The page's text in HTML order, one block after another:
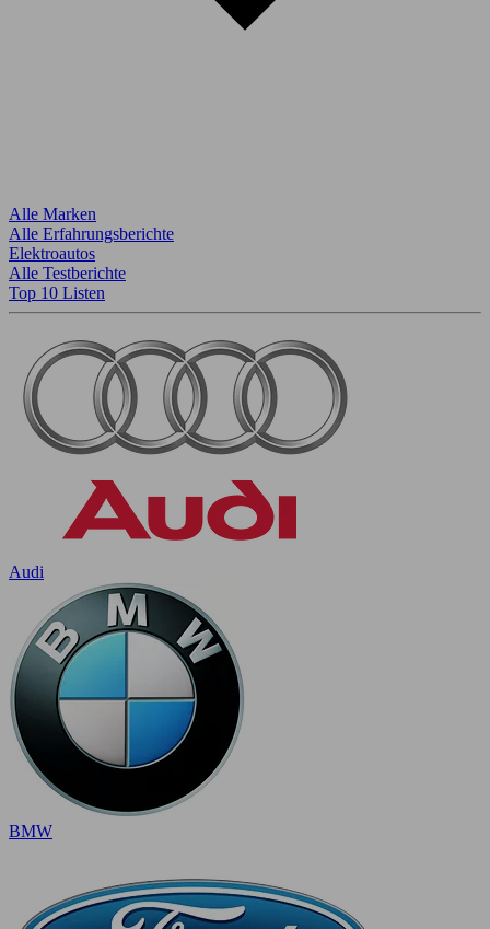
Alle Marken
Alle Erfahrungsberichte
Elektroautos
Alle Testberichte
Top 10 Listen
Audi
BMW